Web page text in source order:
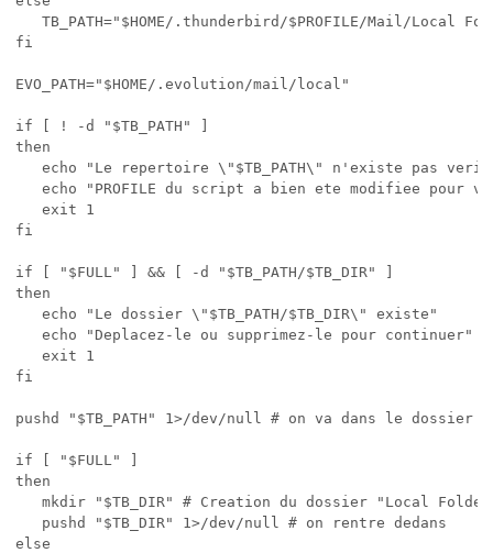
TB_PATH="$HOME/.thunderbird/$PROFILE/Mail/Local
fi
EVO_PATH="$HOME/.evolution/mail/local"
if [ ! -d "$TB_PATH" ]
then
echo "Le repertoire \"$TB_PATH\" n'existe pas
echo "PROFILE du script a bien ete modifiee pour
exit 1
fi
if [ "$FULL" ] && [ -d "$TB_PATH/$TB_DIR" ]
then
echo "Le dossier \"$TB_PATH/$TB_DIR\" existe"
echo "Deplacez-le ou supprimez-le pour continuer"
exit 1
fi
pushd "$TB_PATH" 1>/dev/null # on va dans le dossier
if [ "$FULL" ]
then
mkdir "$TB_DIR" # Creation du dossier "Local
pushd "$TB_DIR" 1>/dev/null # on rentre dedans
else